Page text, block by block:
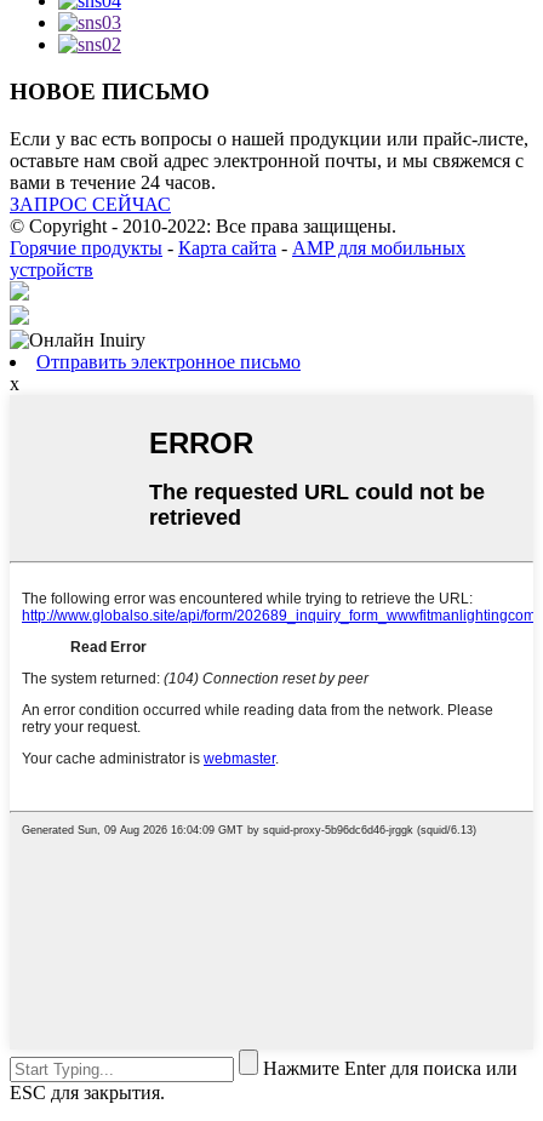
НОВОЕ ПИСЬМО
Если у вас есть вопросы о нашей продукции или прайс-листе,
оставьте нам свой адрес электронной почты, и мы свяжемся с
вами в течение 24 часов.
ЗАПРОС СЕЙЧАС
© Copyright - 2010-2022: Все права защищены.
Горячие продукты - Карта сайта - AMP для мобильных
устройств
Отправить электронное письмо
x
Нажмите Enter для поиска или
ESC для закрытия.